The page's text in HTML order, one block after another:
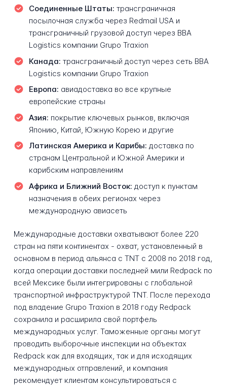
Соединенные Штаты: трансграничная
посылочная служба через Redmail USA и
трансграничный грузовой доступ через BBA
Logistics компании Grupo Traxion
Канада: трансграничный доступ через сеть BBA
Logistics компании Grupo Traxion
Европа: авиадоставка во все крупные
европейские страны
Азия: покрытие ключевых рынков, включая
Японию, Китай, Южную Корею и другие
Латинская Америка и Карибы: доставка по
странам Центральной и Южной Америки и
карибским направлениям
Африка и Ближний Восток: доступ к пунктам
назначения в обеих регионах через
международную авиасеть
Международные доставки охватывают более 220
стран на пяти континентах - охват, установленный в
основном в период альянса с TNT с 2008 по 2018 год,
когда операции доставки последней мили Redpack по
всей Мексике были интегрированы с глобальной
транспортной инфраструктурой TNT. После перехода
под владение Grupo Traxion в 2018 году Redpack
сохранила и расширила свой портфель
международных услуг. Таможенные органы могут
проводить выборочные инспекции на объектах
Redpack как для входящих, так и для исходящих
международных отправлений, и компания
рекомендует клиентам консультироваться с